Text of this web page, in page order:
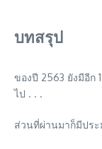
บทสรุป
ของปี 2563 ยังมีอีก
ไป . . .
ส่วนที่ผ่านมาก็มีปร